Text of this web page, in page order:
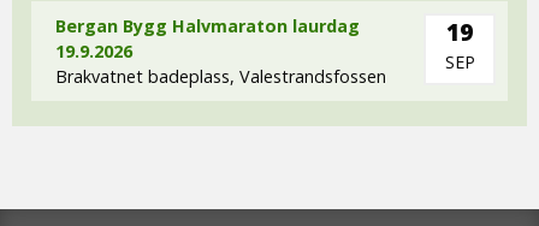
Bergan Bygg Halvmaraton laurdag
19.9.2026
Brakvatnet badeplass, Valestrandsfossen
19
SEP